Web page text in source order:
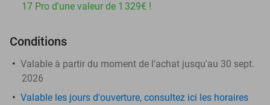
17 Pro d'une valeur de 1 329€ !
Conditions
Valable à partir du moment de l'achat jusqu'au 30 sept.
2026
Valable les jours d'ouverture, consultez ici les horaires